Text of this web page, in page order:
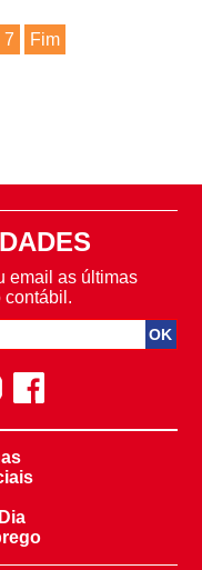
7 Fim
email as últimas
contábil.